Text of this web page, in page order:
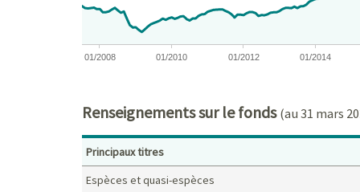
01/2008 01/2010 01/2012 01/2014
Renseignements sur le fonds(au 31 mars
Principaux titres
Espèces et quasi-espèces